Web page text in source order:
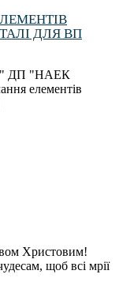
ДЛЯ ВП
ДП "НАЕК
елементів
Христовим!
щоб всі мрії